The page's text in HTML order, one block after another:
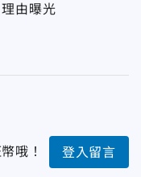
由曝光
哦！ 登入留言